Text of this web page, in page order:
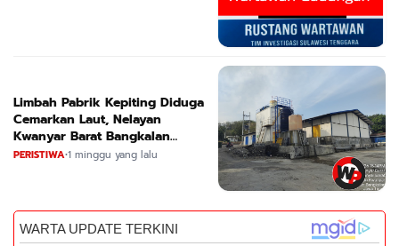
Limbah Pabrik Kepiting Diduga
Cemarkan Laut, Nelayan
Kwanyar Barat Bangkalan
Desak DLH Turun Tangan
PERISTIWA•1 minggu yang lalu